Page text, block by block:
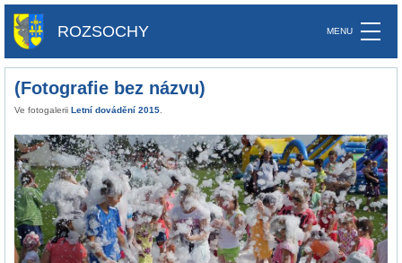
ROZSOCHY
(Fotografie bez názvu)
Ve fotogalerii Letní dovádění 2015